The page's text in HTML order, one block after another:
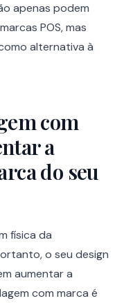
apenas podem
POS, mas
alternativa à
com
a
do seu
física da
o seu design
aumentar a
com marca é